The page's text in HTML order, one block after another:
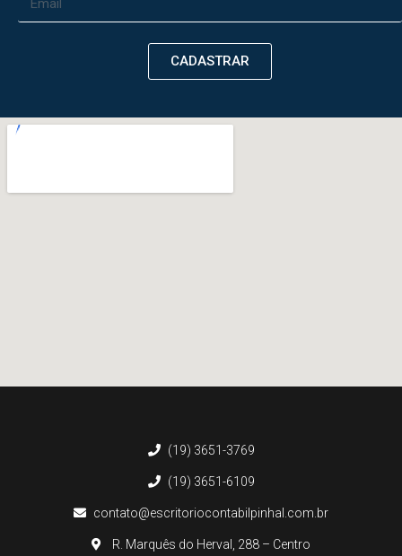
CADASTRAR
(19) 3651-3769
(19) 3651-6109
contato@escritoriocontabilpinhal.com.br
R. Marquês do Herval, 288 – Centro